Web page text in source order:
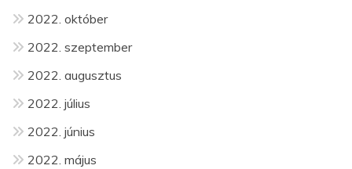
2022. október
2022. szeptember
2022. augusztus
2022. július
2022. június
2022. május